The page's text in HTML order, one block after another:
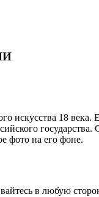
искусства 18
фото на его фоне.
в любую